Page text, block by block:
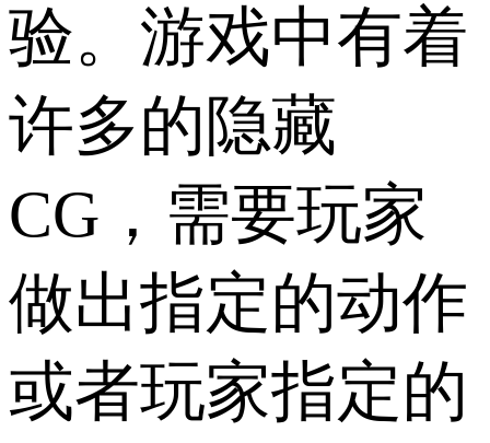
验。游戏中有着
许多的隐藏
CG，需要玩家
做出指定的动作
或者玩家指定的